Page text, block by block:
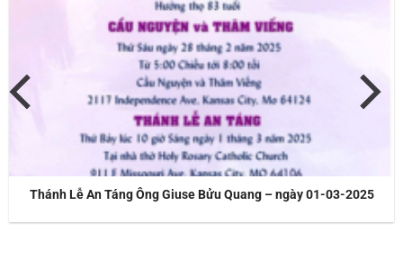
Thánh Lễ An Táng Ông Giuse Bửu Quang – ngày 01-03-2025